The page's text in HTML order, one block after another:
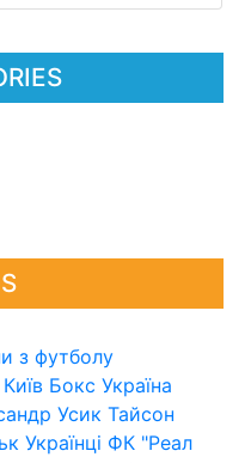
з футболу
Бокс Україна
Усик Тайсон
Українці ФК "Реал